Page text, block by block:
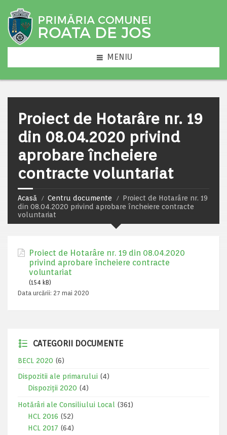
MENIU
Proiect de Hotarâre nr. 19
din 08.04.2020 privind
aprobare încheiere
contracte voluntariat
Acasă Centru documente
Proiect de Hotarâre nr. 19
din 08.04.2020 privind aprobare încheiere contracte
voluntariat
Proiect de Hotarâre nr. 19 din 08.04.2020
privind aprobare încheiere contracte
voluntariat
(154 kB)
Data urcării: 27 mai 2020
CATEGORII DOCUMENTE
BECL 2020 (6)
Dispozitii ale primarului (4)
Dispoziții 2020 (4)
Hotărâri ale Consiliului Local
(361)
HCL 2016 (52)
HCL 2017 (64)